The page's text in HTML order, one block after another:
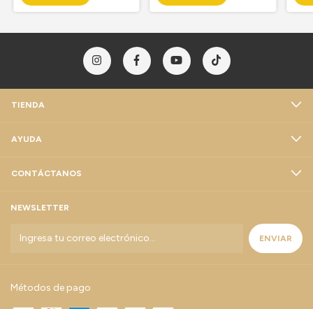
TIENDA
AYUDA
CONTÁCTANOS
NEWSLETTER
Métodos de pago